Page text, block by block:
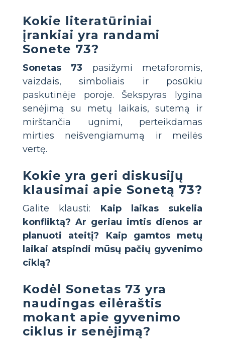
Kokie literatūriniai
įrankiai yra randami
Sonete 73?
Sonetas 73 pasižymi metaforomis,
vaizdais, simboliais ir posūkiu
paskutinėje poroje. Šekspyras lygina
senėjimą su metų laikais, sutemą ir
mirštančia ugnimi, perteikdamas
mirties neišvengiamumą ir meilės
vertę.
Kokie yra geri diskusijų
klausimai apie Sonetą 73?
Galite klausti: Kaip laikas sukelia
konfliktą? Ar geriau imtis dienos ar
planuoti ateitį?
Kaip gamtos metų
laikai atspindi mūsų pačių gyvenimo
ciklą?
Kodėl Sonetas 73 yra
naudingas eilėraštis
mokant apie gyvenimo
ciklus ir senėjimą?